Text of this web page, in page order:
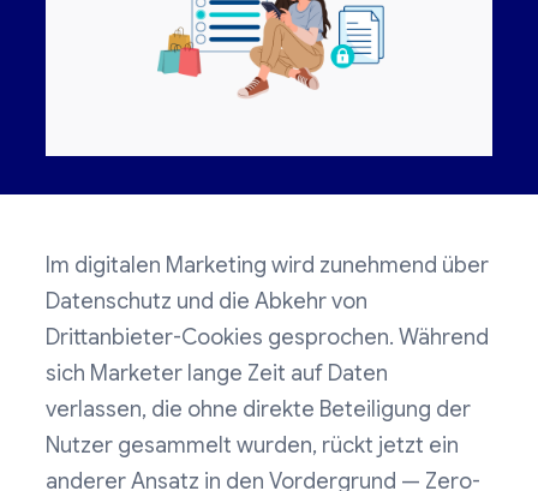
Im digitalen Marketing wird zunehmend über
Datenschutz und die Abkehr von
Drittanbieter-Cookies gesprochen. Während
sich Marketer lange Zeit auf Daten
verlassen, die ohne direkte Beteiligung der
Nutzer gesammelt wurden, rückt jetzt ein
anderer Ansatz in den Vordergrund — Zero-